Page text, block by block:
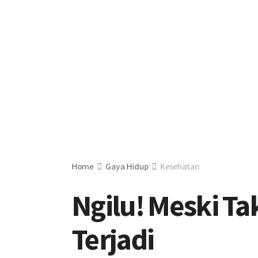
Home Gaya Hidup Kesehatan
Ngilu! Meski
Terjadi